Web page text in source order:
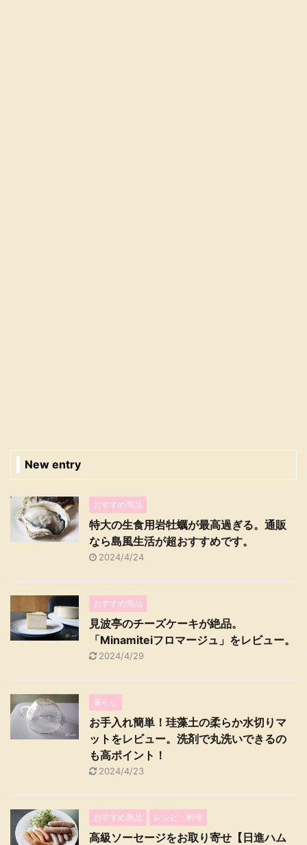
New entry
おすすめ商品
特大の生食用岩牡蠣が最高過ぎる。通販
なら島風生活が超おすすめです。
2024/4/24
おすすめ商品
見波亭のチーズケーキが絶品。
「Minamiteiフロマージュ」をレビュー。
2024/4/29
暮らし
お手入れ簡単！珪藻土の柔らか水切りマ
ットをレビュー。洗剤で丸洗いできるの
も高ポイント！
2024/4/23
おすすめ商品 レシピ・料理
高級ソーセージをお取り寄せ【日進ハム